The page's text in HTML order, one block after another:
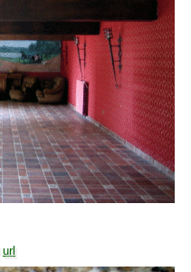
url